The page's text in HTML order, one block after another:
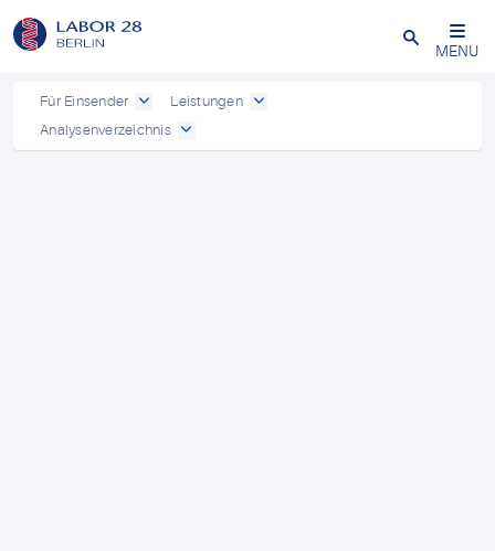
Schließen
MENU
Für Einsender
Leistungen
Analysenverzeichnis